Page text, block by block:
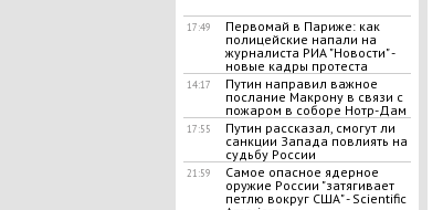
17:49
Первомай в Париже: как
полицейские напали на
журналиста РИА "Новости" -
новые кадры протеста
14:17
Путин направил важное
послание Макрону в связи с
пожаром в соборе Нотр-Дам
17:55
Путин рассказал, смогут ли
санкции Запада повлиять на
судьбу России
21:59
Самое опасное ядерное
оружие России "затягивает
петлю вокруг США" - Scientific